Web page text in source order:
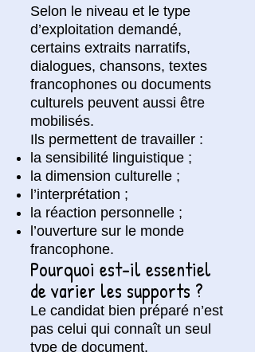
Selon le niveau et le type
d’exploitation demandé,
certains extraits narratifs,
dialogues, chansons, textes
francophones ou documents
culturels peuvent aussi être
mobilisés.
Ils permettent de travailler :
la sensibilité linguistique ;
la dimension culturelle ;
l’interprétation ;
la réaction personnelle ;
l’ouverture sur le monde
francophone.
Pourquoi est-il essentiel
de varier les supports ?
Le candidat bien préparé n’est
pas celui qui connaît un seul
type de document.